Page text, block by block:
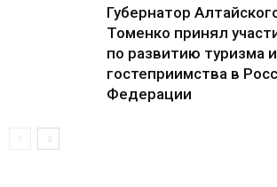
Губернатор
Томенко принял
по развитию туризма
гостеприимства в
Федерации